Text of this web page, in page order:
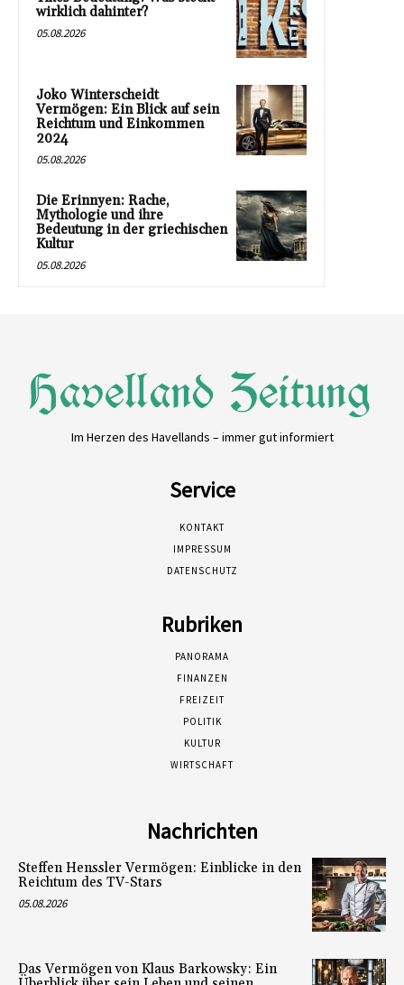
wirklich dahinter?
05.08.2026
Joko Winterscheidt
Vermögen: Ein Blick auf sein
Reichtum und Einkommen
2024
05.08.2026
Die Erinnyen: Rache,
Mythologie und ihre
Bedeutung in der griechischen
Kultur
05.08.2026
Im Herzen des Havellands – immer gut informiert
Service
KONTAKT
IMPRESSUM
DATENSCHUTZ
Rubriken
PANORAMA
FINANZEN
FREIZEIT
POLITIK
KULTUR
WIRTSCHAFT
Nachrichten
Steffen Henssler Vermögen: Einblicke in den
Reichtum des TV-Stars
05.08.2026
Das Vermögen von Klaus Barkowsky: Ein